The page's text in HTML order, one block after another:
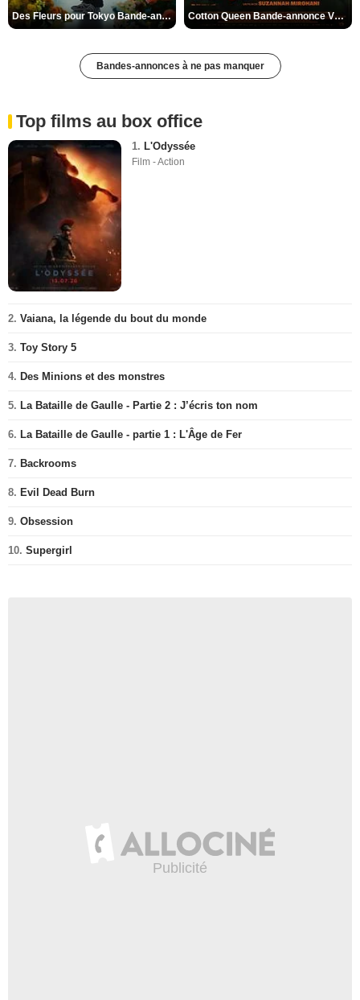
Des Fleurs pour Tokyo Bande-annonce VO STFR Cotton Queen Bande-annonce VO STFR
Bandes-annonces à ne pas manquer
Top films au box office
1. L'Odyssée
Film - Action
2. Vaiana, la légende du bout du monde
3. Toy Story 5
4. Des Minions et des monstres
5. La Bataille de Gaulle - Partie 2 : J’écris ton nom
6. La Bataille de Gaulle - partie 1 : L'Âge de Fer
7. Backrooms
8. Evil Dead Burn
9. Obsession
10. Supergirl